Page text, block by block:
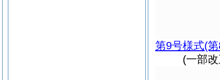
第9号様式(
(一部